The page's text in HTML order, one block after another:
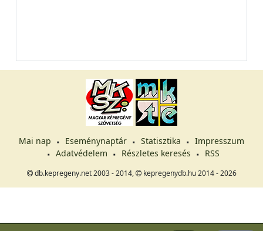
Mai nap Eseménynaptár Statisztika
Impresszum
Adatvédelem
Részletes keresés RSS
db.kepregeny.net 2003 - 2014, kepregenydb.hu 2014 - 2026